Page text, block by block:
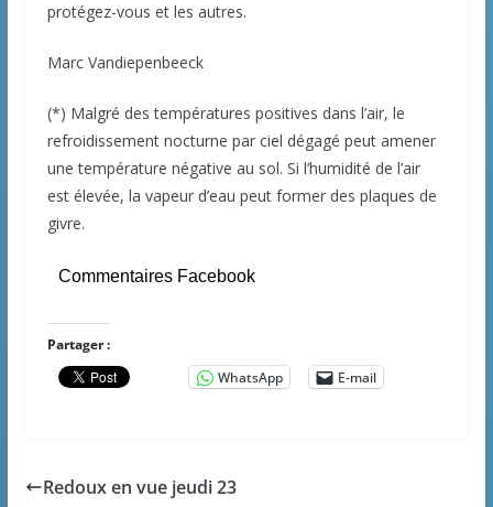
protégez-vous et les autres.
Marc Vandiepenbeeck
(*) Malgré des températures positives dans l’air, le
refroidissement nocturne par ciel dégagé peut amener
une température négative au sol. Si l’humidité de l’air
est élevée, la vapeur d’eau peut former des plaques de
givre.
Commentaires Facebook
Partager :
WhatsApp
E-mail
Redoux en vue jeudi 23